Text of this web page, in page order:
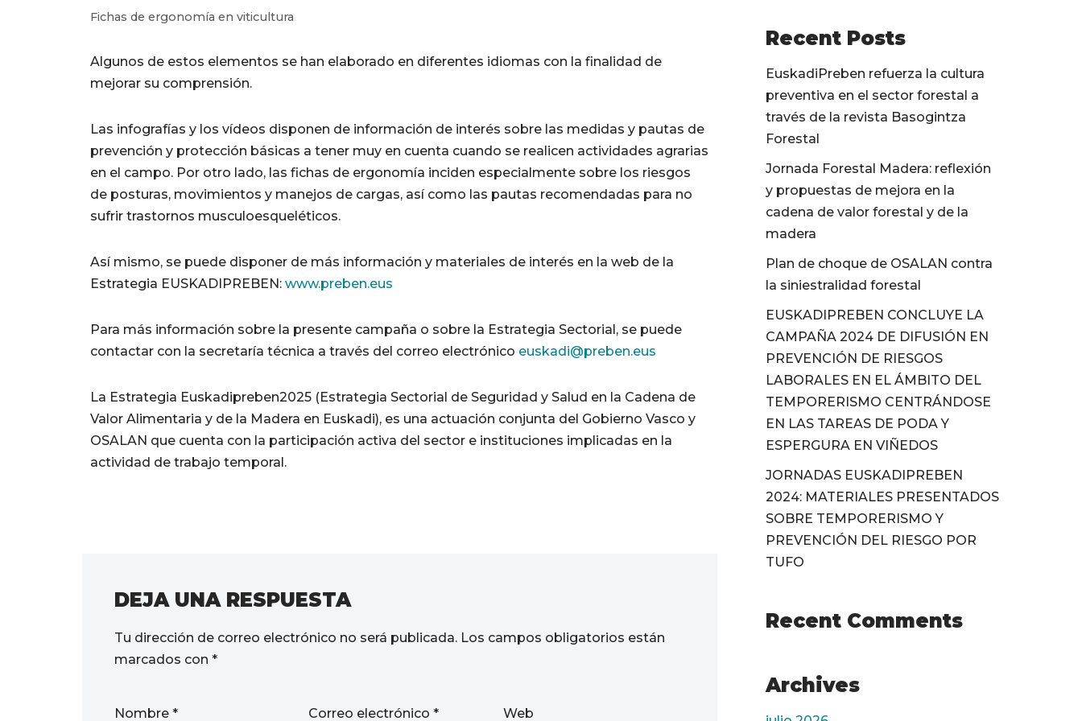
Fichas de ergonomía en viticultura
Algunos de estos elementos se han elaborado en diferentes idiomas con la finalidad de
mejorar su comprensión.
Las infografías y los vídeos disponen de información de interés sobre las medidas y pautas de
prevención y protección básicas a tener muy en cuenta cuando se realicen actividades agrarias
en el campo. Por otro lado, las fichas de ergonomía inciden especialmente sobre los riesgos
de posturas, movimientos y manejos de cargas, así como las pautas recomendadas para no
sufrir trastornos musculoesqueléticos.
Así mismo, se puede disponer de más información y materiales de interés en la web de la
Estrategia EUSKADIPREBEN: www.preben.eus
Para más información sobre la presente campaña o sobre la Estrategia Sectorial, se puede
contactar con la secretaría técnica a través del correo electrónico euskadi@preben.eus
La Estrategia Euskadipreben2025 (Estrategia Sectorial de Seguridad y Salud en la Cadena de
Valor Alimentaria y de la Madera en Euskadi), es una actuación conjunta del Gobierno Vasco y
OSALAN que cuenta con la participación activa del sector e instituciones implicadas en la
actividad de trabajo temporal.
DEJA UNA RESPUESTA
Tu dirección de correo electrónico no será publicada. Los campos obligatorios están
marcados con *
Nombre * Correo electrónico* Web
Recent Posts
EuskadiPreben refuerza la cultura
preventiva en el sector forestal a
través de la revista Basogintza
Forestal
Jornada Forestal Madera: reflexión
y propuestas de mejora en la
cadena de valor forestal y de la
madera
Plan de choque de OSALAN contra
la siniestralidad forestal
EUSKADIPREBEN CONCLUYE LA
CAMPAÑA 2024 DE DIFUSIÓN EN
PREVENCIÓN DE RIESGOS
LABORALES EN EL ÁMBITO DEL
TEMPORERISMO CENTRÁNDOSE
EN LAS TAREAS DE PODA Y
ESPERGURA EN VIÑEDOS
JORNADAS EUSKADIPREBEN
2024: MATERIALES PRESENTADOS
SOBRE TEMPORERISMO Y
PREVENCIÓN DEL RIESGO POR
TUFO
Recent Comments
Archives